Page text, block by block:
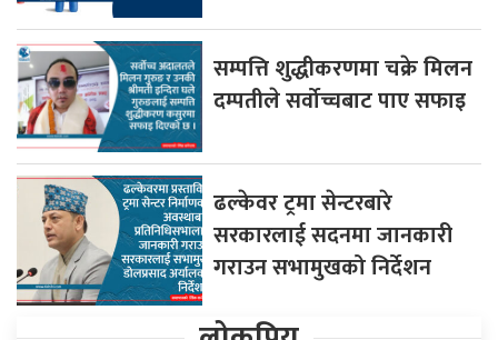
सम्पत्ति शुद्धीकरणमा चक्रे मिलन
दम्पतीले सर्वोच्चबाट पाए सफाइ
ढल्केवर ट्रमा सेन्टरबारे
सरकारलाई सदनमा जानकारी
गराउन सभामुखको निर्देशन